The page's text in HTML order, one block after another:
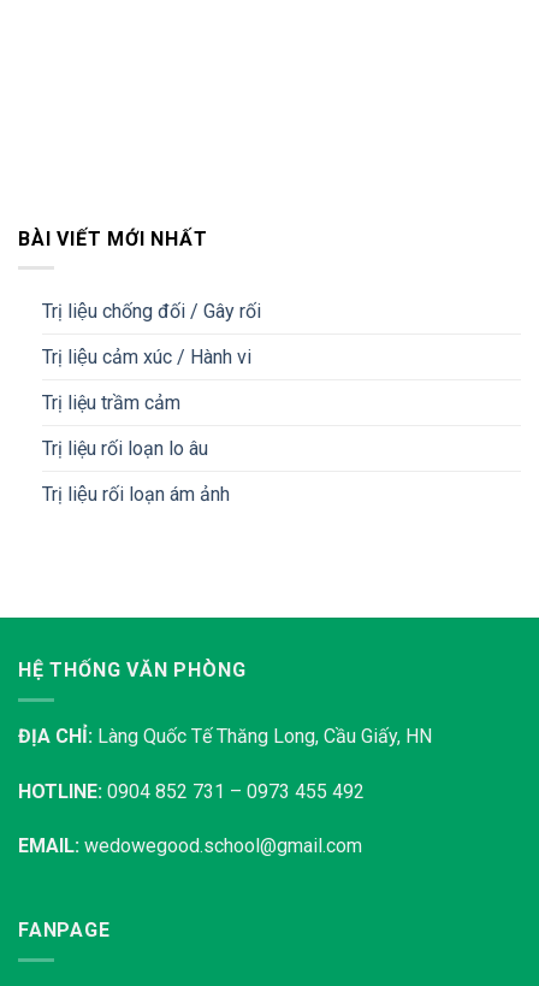
BÀI VIẾT MỚI NHẤT
Trị liệu chống đối / Gây rối
Trị liệu cảm xúc / Hành vi
Trị liệu trầm cảm
Trị liệu rối loạn lo âu
Trị liệu rối loạn ám ảnh
HỆ THỐNG VĂN PHÒNG
ĐỊA CHỈ: Làng Quốc Tế Thăng Long, Cầu Giấy, HN
HOTLINE: 0904 852 731 – 0973 455 492
EMAIL: wedowegood.school@gmail.com
FANPAGE